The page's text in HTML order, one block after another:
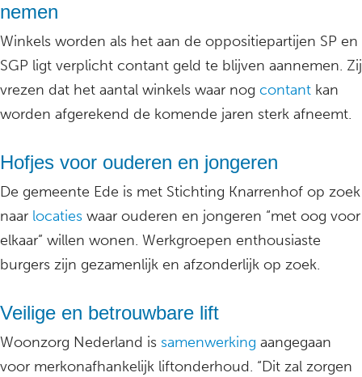
nemen
Winkels worden als het aan de oppositiepartijen SP en
SGP ligt verplicht contant geld te blijven aannemen. Zij
vrezen dat het aantal winkels waar nog contant kan
worden afgerekend de komende jaren sterk afneemt.
Hofjes voor ouderen en jongeren
De gemeente Ede is met Stichting Knarrenhof op zoek
naar locaties waar ouderen en jongeren “met oog voor
elkaar” willen wonen. Werkgroepen enthousiaste
burgers zijn gezamenlijk en afzonderlijk op zoek.
Veilige en betrouwbare lift
Woonzorg Nederland is samenwerking aangegaan
voor merkonafhankelijk liftonderhoud. “Dit zal zorgen